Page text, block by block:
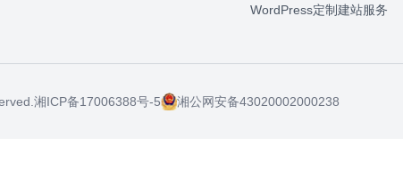
WordPress定制建站服务
湘ICP备17006388号-5 湘公网安备43020002000238